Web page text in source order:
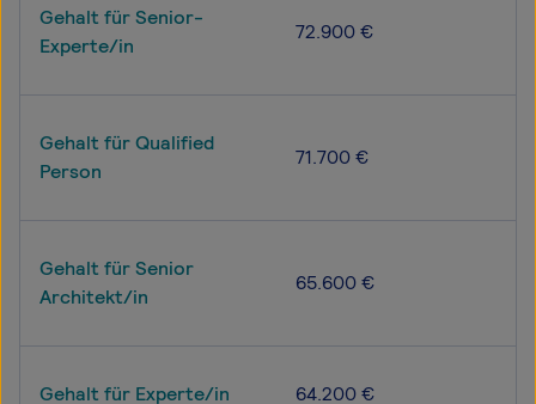
Gehalt für Senior-
Experte/in
72.900 €
Gehalt für Qualified
Person
71.700 €
Gehalt für Senior
Architekt/in
65.600 €
Gehalt für Experte/in 64.200 €